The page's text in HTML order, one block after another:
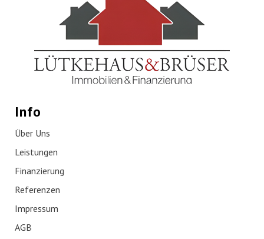
Info
Über Uns
Leistungen
Finanzierung
Referenzen
Impressum
AGB